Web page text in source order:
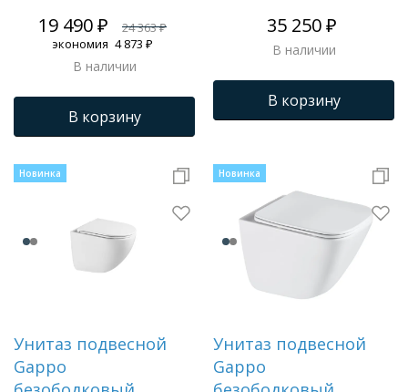
19 490 ₽
24 363 ₽
экономия 4 873 ₽
В наличии
В корзину
35 250 ₽
В наличии
В корзину
Новинка
Унитаз подвесной
Gappo
Новинка
Унитаз подвесной
Gappo